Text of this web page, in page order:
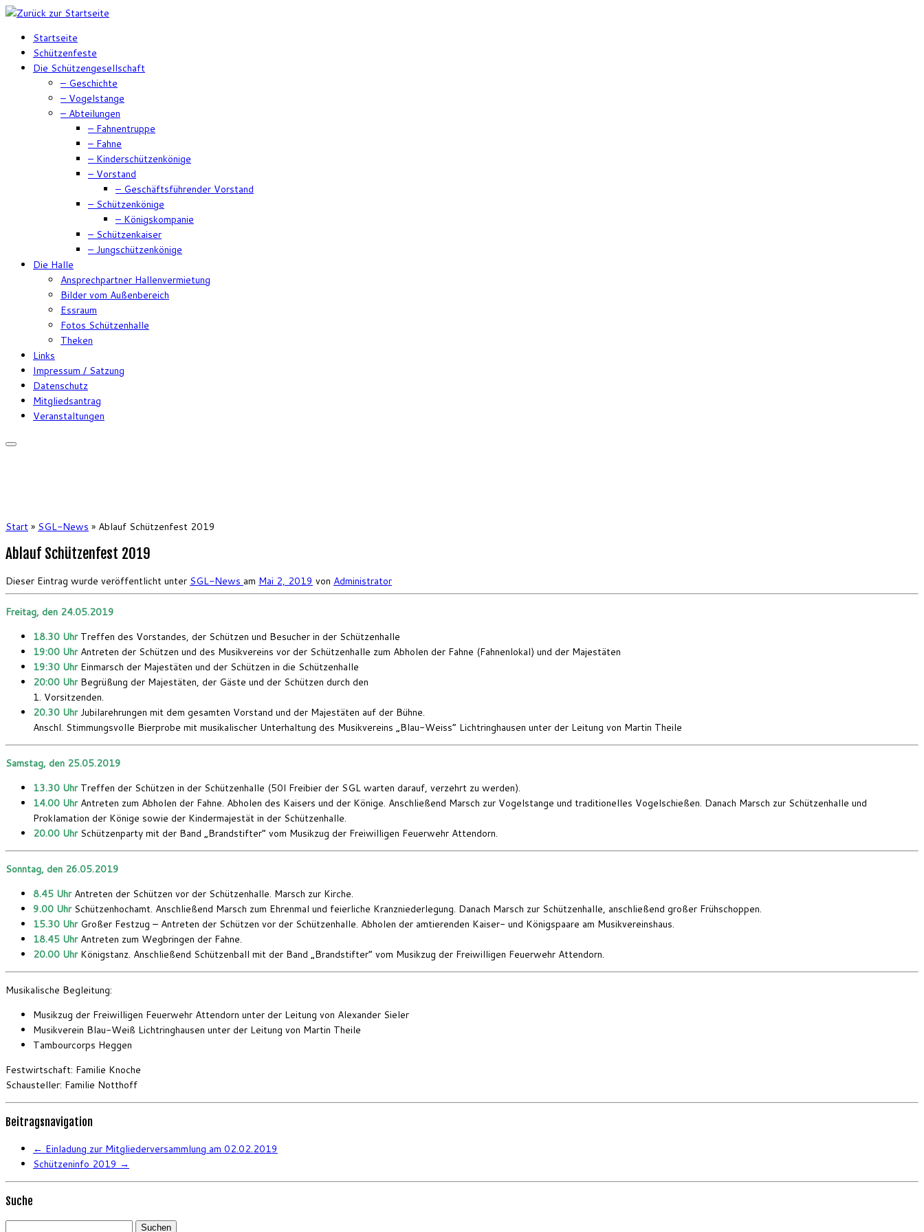
Zum
springenStartseite
Schützenfeste
Die Schützengesellschaft
– Geschichte
– Vogelstange
– Abteilungen
– Fahnentruppe
– Fahne
– Kinderschützenkönige
– Vorstand
– Geschäftsführender Vorstand
– Schützenkönige
– Königskompanie
– Schützenkaiser
– Jungschützenkönige
Die Halle
Ansprechpartner Hallenvermietung
Bilder vom Außenbereich
Essraum
Fotos Schützenhalle
Theken
Links
Impressum / Satzung
Datenschutz
Mitgliedsantrag
Veranstaltungen
Start » SGL-News » Ablauf Schützenfest 2019
Ablauf Schützenfest 2019
Dieser Eintrag wurde veröffentlicht unter SGL-News am Mai 2, 2019 von Administrator
Freitag, den 24.05.2019
18.30 UhrTreffen des Vorstandes, der Schützen und Besucher in der Schützenhalle
19:00 UhrAntreten der Schützen und des Musikvereins vor der Schützenhalle zum Abholen der Fahne (Fahnenlokal) und der Majestäten
19:30 UhrEinmarsch der Majestäten und der Schützen in die Schützenhalle
20:00 Uhr Begrüßung der Majestäten, der Gäste und der Schützen durch den
1. Vorsitzenden.
20.30 UhrJubilarehrungen mit dem gesamten Vorstand und der Majestäten auf der Bühne.
Anschl. Stimmungsvolle Bierprobe mit musikalischer Unterhaltung des Musikvereins „Blau-Weiss“ Lichtringhausen unter der Leitung von Martin Theile
Samstag, den 25.05.2019
13.30 Uhr Treffen der Schützen in der Schützenhalle (50l Freibier der SGL warten darauf, verzehrt zu werden).
14.00 Uhr Antreten zum Abholen der Fahne. Abholen des Kaisers und der Könige. Anschließend Marsch zur Vogelstange und traditionelles Vogelschießen. Danach Marsch zur Schützenhalle und
Proklamation der Könige sowie der Kindermajestät in der Schützenhalle.
20.00 Uhr Schützenparty mit der Band „Brandstifter“ vom Musikzug der Freiwilligen Feuerwehr Attendorn.
Sonntag, den 26.05.2019
8.45 Uhr Antreten der Schützen vor der Schützenhalle. Marsch zur Kirche.
9.00 UhrSchützenhochamt. Anschließend Marsch zum Ehrenmal und feierliche Kranzniederlegung. Danach Marsch zur Schützenhalle, anschließend großer Frühschoppen.
15.30 UhrGroßer Festzug – Antreten der Schützen vor der Schützenhalle. Abholen der amtierenden Kaiser- und Königspaare am Musikvereinshaus.
18.45 UhrAntreten zum Wegbringen der Fahne.
20.00 UhrKönigstanz. Anschließend Schützenball mit der Band „Brandstifter“ vom Musikzug der Freiwilligen Feuerwehr Attendorn.
Musikalische Begleitung:
Musikzug der Freiwilligen Feuerwehr Attendorn unter der Leitung von Alexander Sieler
Musikverein Blau-Weiß Lichtringhausen unter der Leitung von Martin Theile
Tambourcorps Heggen
Festwirtschaft: Familie Knoche
Schausteller: Familie Notthoff
Beitragsnavigation
← Einladung zur Mitgliederversammlung am 02.02.2019
Schützeninfo 2019 →
Suche